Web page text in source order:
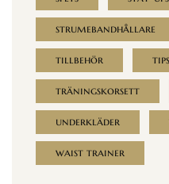
strumebandhållare
tillbehör tips
träningskorsett
underkläder
waist trainer